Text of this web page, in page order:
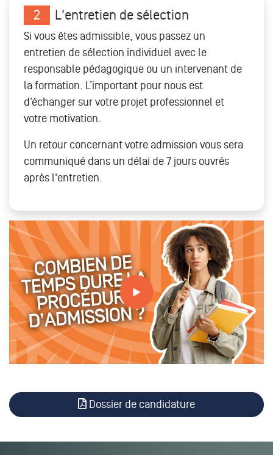
2 L'entretien de sélection
Si vous êtes admissible, vous passez un
entretien de sélection individuel avec le
responsable pédagogique ou un intervenant de
la formation. L’important pour nous est
d’échanger sur votre projet professionnel et
votre motivation.
Un retour concernant votre admission vous sera
communiqué dans un délai de 7 jours ouvrés
après l'entretien.
Combien de temps dure la procédure d'admission ? (on
t''explique)
Dossier de candidature